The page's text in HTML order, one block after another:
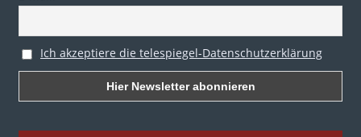
Ich akzeptiere die telespiegel-Datenschutzerklärung